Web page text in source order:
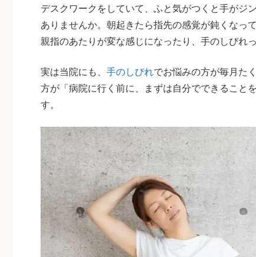
デスクワークをしていて、ふと気がつくと手がジ
ありませんか。朝起きたら指先の感覚が鈍くなっ
親指のあたりが変な感じになったり、手のしびれ
実は当院にも、 手のしびれでお悩みの方が毎月た
方が「病院に行く前に、まずは自分でできること
す。